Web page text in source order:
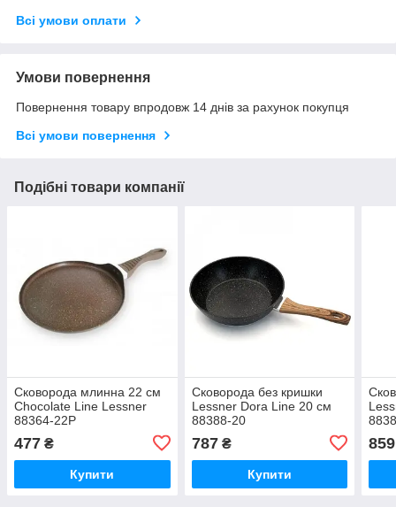
Всі умови оплати
Умови повернення
Повернення товару впродовж 14 днів за рахунок покупця
Всі умови повернення
Подібні товари компанії
Сковорода млинна 22 см
Chocolate Line Lessner
88364-22P
477 ₴
Купити
Сковорода без кришки
Lessner Dora Line 20 см
88388-20
787₴
Купити
859